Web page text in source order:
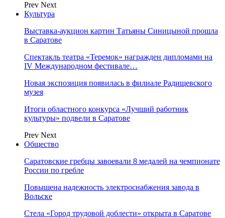
Prev Next
Культура
Выставка-аукцион картин Татьяны Синицыной прошла
в Саратове
Спектакль театра «Теремок» награжден дипломами на
IV Международном фестивале…
Новая экспозиция появилась в филиале Радищевского
музея
Итоги областного конкурса «Лучший работник
культуры» подвели в Саратове
Prev Next
Общество
Саратовские гребцы завоевали 8 медалей на чемпионате
России по гребле
Повышена надежность электроснабжения завода в
Вольске
Стела «Город трудовой доблести» открыта в Саратове